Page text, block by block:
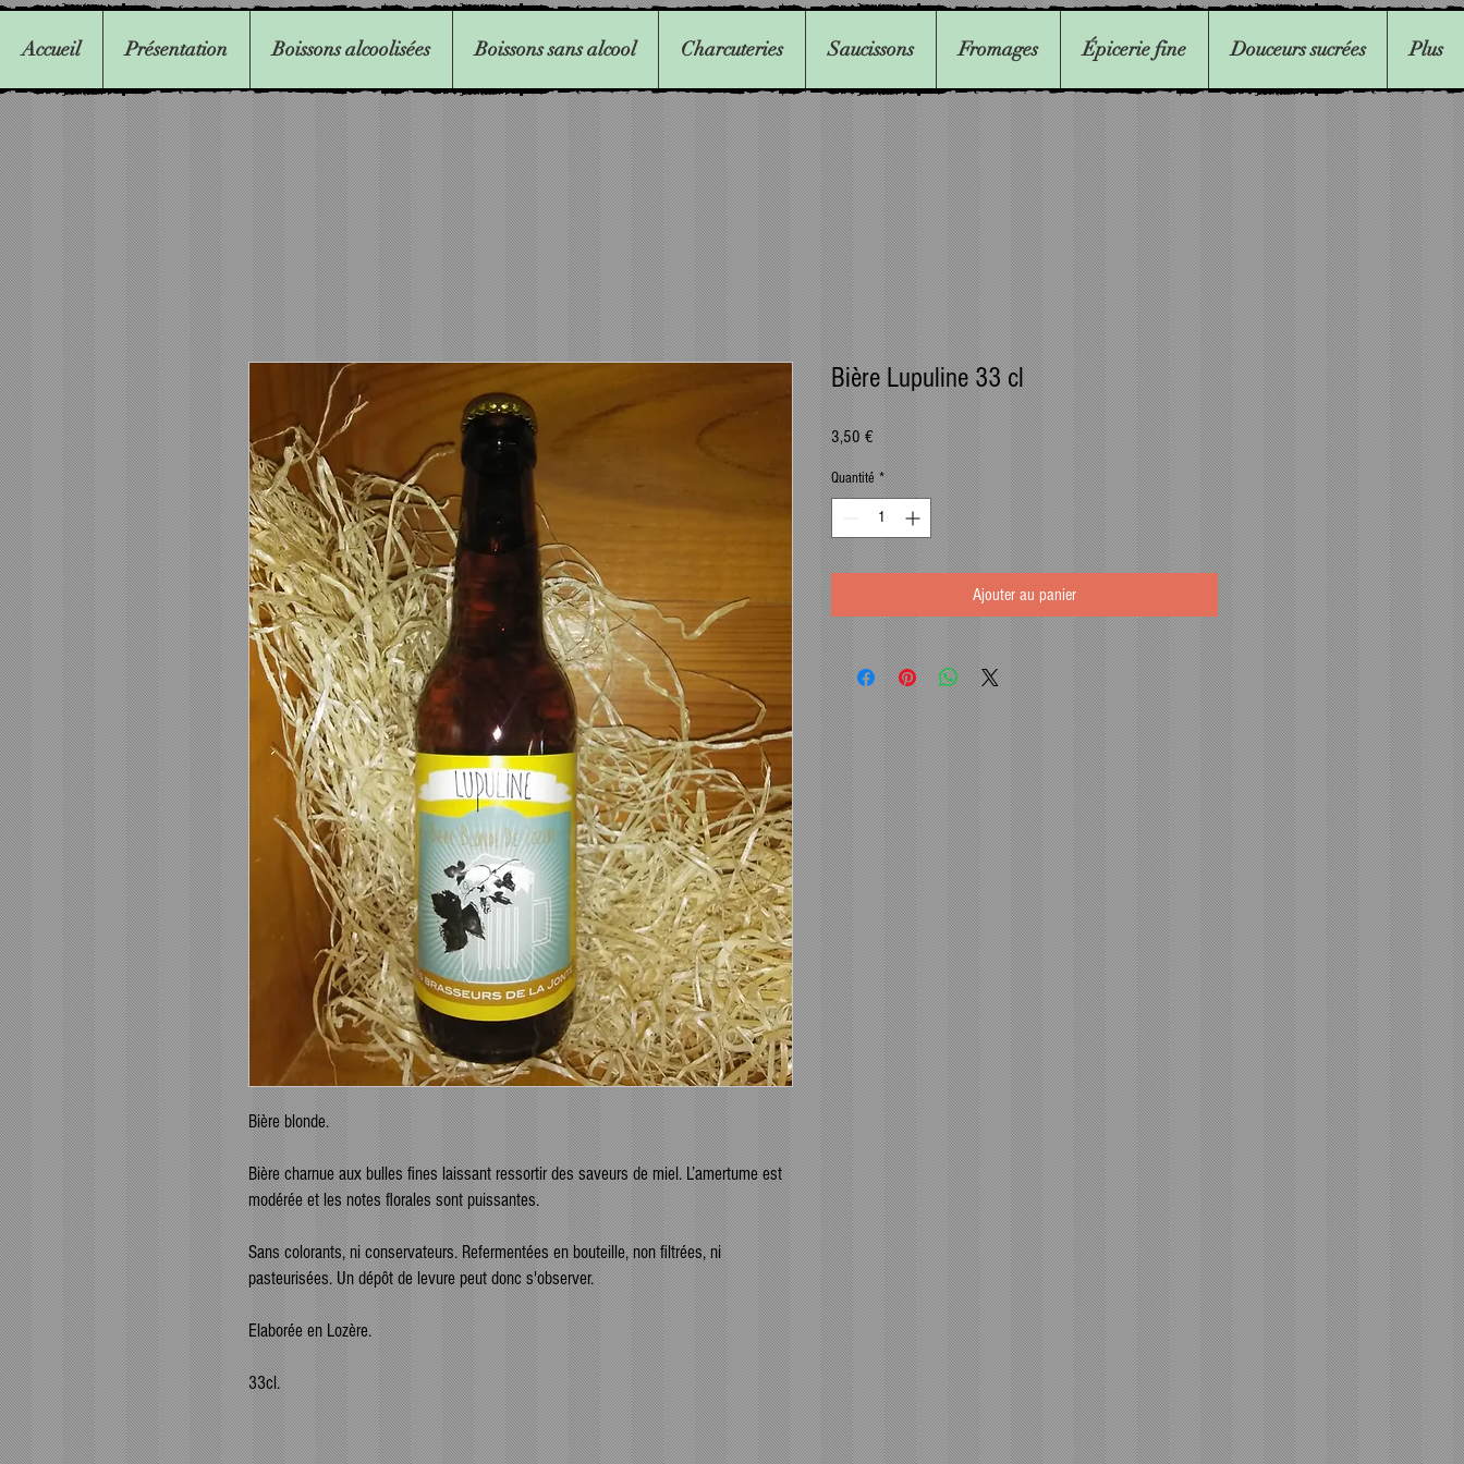
Accueil Présentation Boissons alcoolisées Boissons sans alcool Charcuteries Saucissons Fromages Épicerie fine Douceurs sucrées Plus
Bière blonde.
Bière charnue aux bulles fines laissant ressortir des saveurs de miel. L’amertume est
modérée et les notes florales sont puissantes.
Sans colorants, ni conservateurs. Refermentées en bouteille, non filtrées, ni
pasteurisées. Un dépôt de levure peut donc s'observer.
Elaborée en Lozère.
33cl.
Bière Lupuline 33 cl
3,50 €Prix
Quantité *
Ajouter au panier